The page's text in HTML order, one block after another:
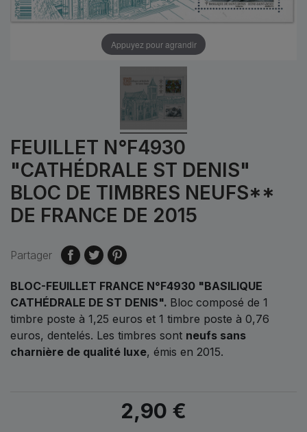
Appuyez pour agrandir
FEUILLET N°F4930
"CATHÉDRALE ST DENIS"
BLOC DE TIMBRES NEUFS**
DE FRANCE DE 2015
Partager
BLOC-FEUILLET FRANCE N°F4930 "BASILIQUE
CATHÉDRALE DE ST DENIS". Bloc composé de 1
timbre poste à 1,25 euros et 1 timbre poste à 0,76
euros, dentelés. Les timbres sont neufs sans
charnière de qualité luxe, émis en 2015.
2,90 €